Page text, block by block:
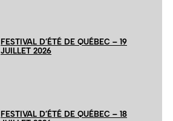
FESTIVAL D’ÉTÉ DE QUÉBEC – 19
JUILLET 2026
FESTIVAL D’ÉTÉ DE QUÉBEC – 18